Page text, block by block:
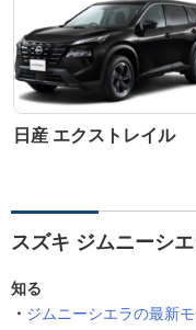
日産 エクストレイル
スズキ ジムニーシ
知る
ジムニーシエラの最新